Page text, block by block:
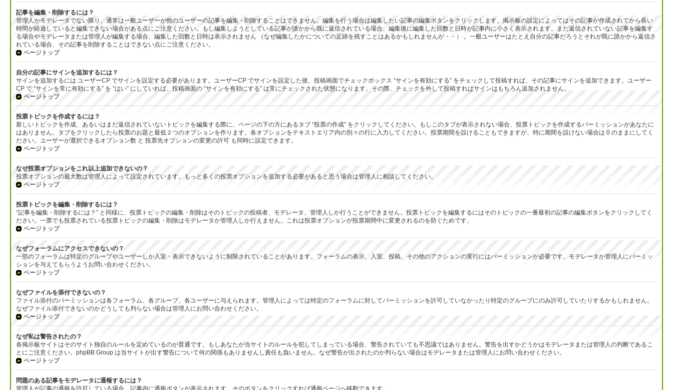
記事を編集・削除するには？
管理人かモデレータでない限り、通常は一般ユーザーが他のユーザーの記事を編集・削除することはできません。編集を行う場合は編集したい記事の編集ボタンをクリックします。掲示板の設定によってはその記事が作成されてから長い
時間が経過していると編集できない場合がある点にご注意ください。もし編集しようとしている記事が誰かから既に返信されている場合、編集後に編集した回数と日時が記事内に小さく表示されます。まだ返信されていない記事を編集す
る場合やモデレータまたは管理人が編集する場合、編集した回数と日時は表示されません （なぜ編集したかについての足跡を残すことはあるかもしれませんが・・） 。一般ユーザーはたとえ自分の記事だろうとそれが既に誰かから返信さ
れている場合、その記事を削除することはできない点にご注意ください。
ページトップ
自分の記事にサインを追加するには？
サインを追加するには ユーザーCP でサインを設定する必要があります。ユーザーCP でサインを設定した後、投稿画面でチェックボックス “サインを有効にする” をチェックして投稿すれば、その記事にサインを追加できます。ユーザー
CP で “サインを常に有効にする” を “はい” にしていれば、投稿画面の “サインを有効にする” は常にチェックされた状態になります。その際、チェックを外して投稿すればサインはもちろん追加されません。
ページトップ
投票トピックを作成するには？
新しいトピックを作成、あるいはまだ返信されていないトピックを編集する際に、ページの下の方にあるタブ “投票の作成” をクリックしてください。もしこのタブが表示されない場合、投票トピックを作成するパーミッションがあなたに
はありません。タブをクリックしたら投票のお題と最低２つのオプションを作ります。各オプションをテキストエリア内の別々の行に入力してください。投票期間を設けることもできますが、特に期間を設けない場合は 0 のままにしてく
ださい。ユーザーが選択できるオプション数 と 投票先オプションの変更の許可 も同時に設定できます。
ページトップ
なぜ投票オプションをこれ以上追加できないの？
投票オプションの最大数は管理人によって設定されています。もっと多くの投票オプションを追加する必要があると思う場合は管理人に相談してください。
ページトップ
投票トピックを編集・削除するには？
“記事を編集・削除するには？” と同様に、投票トピックの編集・削除はそのトピックの投稿者、モデレータ、管理人しか行うことができません。投票トピックを編集するにはそのトピックの一番最初の記事の編集ボタンをクリックしてく
ださい。一票でも投票されている投票トピックの編集・削除はモデレータか管理人しか行えません。これは投票オプションが投票期間中に変更されるのを防ぐためです。
ページトップ
なぜフォーラムにアクセスできないの？
一部のフォーラムは特定のグループやユーザーしか入室・表示できないように制限されていることがあります。フォーラムの表示、入室、投稿、その他のアクションの実行にはパーミッションが必要です。モデレータか管理人にパーミッ
ションを与えてもらうようお問い合わせください。
ページトップ
なぜファイルを添付できないの？
ファイル添付のパーミッションは各フォーラム、各グループ、各ユーザーに与えられます。管理人によっては特定のフォーラムに対してパーミッションを許可していなかったり特定のグループにのみ許可していたりするかもしれません。
なぜファイル添付できないのかどうしても判らない場合は管理人にお問い合わせください。
ページトップ
なぜ私は警告されたの？
各掲示板サイトはそのサイト独自のルールを定めているのが普通です。もしあなたが当サイトのルールを犯してしまっている場合、警告されていても不思議ではありません。警告を出すかどうかはモデレータまたは管理人の判断であるこ
とにご注意ください。phpBB Group は当サイトが出す警告について何の関係もありませんし責任も負いません。なぜ警告が出されたのか判らない場合はモデレータまたは管理人にお問い合わせください。
ページトップ
問題のある記事をモデレータに通報するには？
管理人が記事の通報を許可している場合、記事内に通報ボタンが表示されます。そのボタンをクリックすれば通報ページへ移動できます。